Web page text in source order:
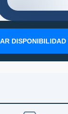
DISPONIBILIDAD